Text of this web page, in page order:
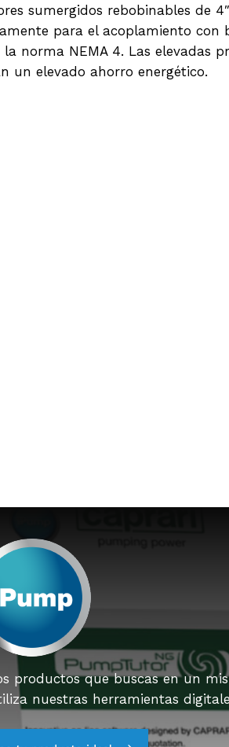
sumergidos rebobinables de
para el acoplamiento con
norma NEMA 4. Las elevadas
un elevado ahorro energético.
productos que buscas en un
nuestras herramientas